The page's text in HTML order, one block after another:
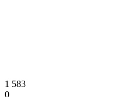
1 583
0